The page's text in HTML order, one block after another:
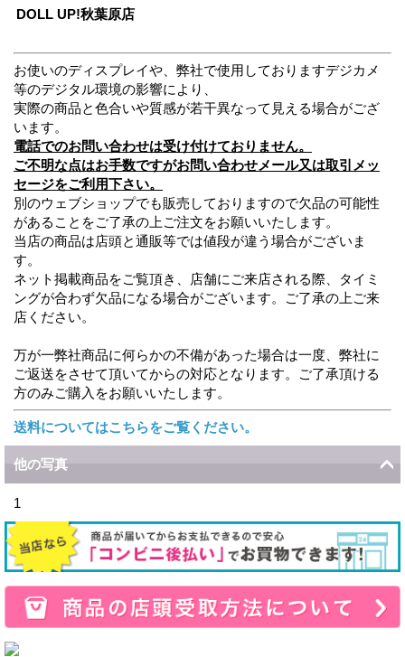
DOLL UP!秋葉原店
お使いのディスプレイや、弊社で使用しておりますデジカメ
等のデジタル環境の影響により、
実際の商品と色合いや質感が若干異なって見える場合がござ
います。
電話でのお問い合わせは受け付けておりません。
ご不明な点はお手数ですがお問い合わせメール又は取引メッ
セージをご利用下さい。
別のウェブショップでも販売しておりますので欠品の可能性
があることをご了承の上ご注文をお願いいたします。
当店の商品は店頭と通販等では値段が違う場合がございま
す。
ネット掲載商品をご覧頂き、店舗にご来店される際、タイミ
ングが合わず欠品になる場合がございます。ご了承の上ご来
店ください。
万が一弊社商品に何らかの不備があった場合は一度、弊社に
ご返送をさせて頂いてからの対応となります。ご了承頂ける
方のみご購入をお願いいたします。
送料についてはこちらをご覧ください。
他の写真
1